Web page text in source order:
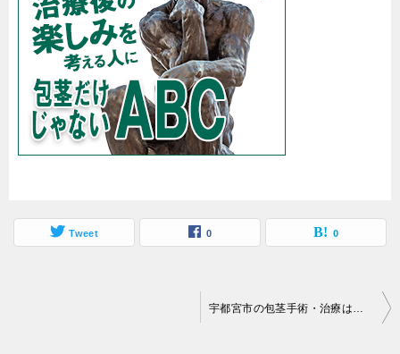
Tweet 0 0
宇都宮市の包茎手術・治療は安い料金のがおすすめ？相場・口コミや評判